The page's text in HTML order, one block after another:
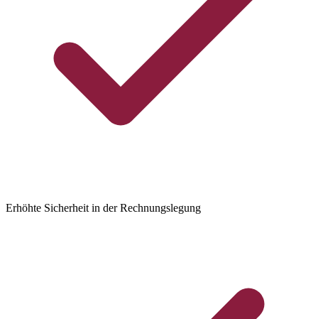
Erhöhte Sicherheit in der Rechnungslegung